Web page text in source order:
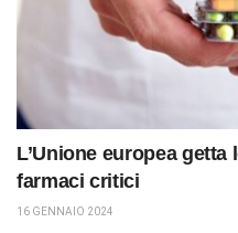
L’Unione europea getta
farmaci critici
16 GENNAIO 2024